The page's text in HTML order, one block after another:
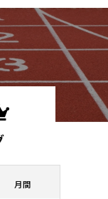
月間